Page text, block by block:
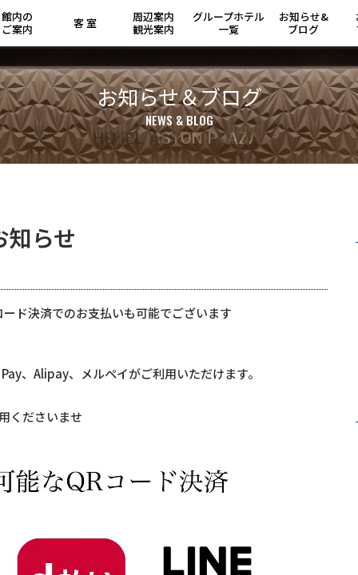
館内の
ご案内
客 室
周辺案内
観光案内
グループホテル
一覧
お知らせ&
ブログ
お知らせ＆ブログ
NEWS & BLOG
知らせ
ド決済でのお支払いも可能でございます
、Alipay、メルペイがご利用いただけます。
くださいませ